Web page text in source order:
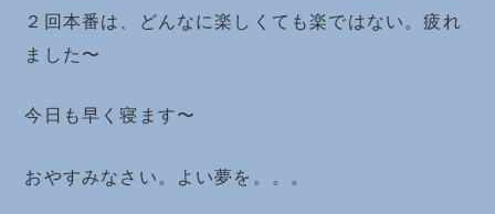
２回本番は、どんなに楽しくても楽ではない。疲れ
ました〜
今日も早く寝ます〜
おやすみなさい。よい夢を。。。